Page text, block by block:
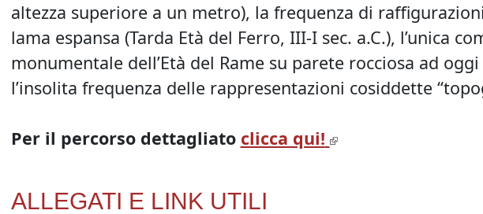
altezza superiore a un metro), la frequenza di
lama espansa (Tarda Età del Ferro, III-I sec. a.C.), l’unica
monumentale dell’Età del Rame su parete rocciosa ad
l’insolita frequenza delle rappresentazioni cosiddette
Per il percorso dettagliato clicca qui!
ALLEGATI E LINK UTILI